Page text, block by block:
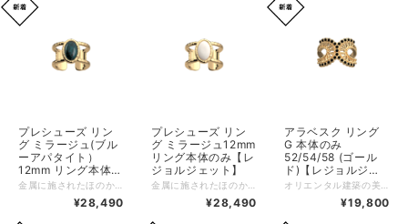
プレシューズ リン
グ ミラージュ(ブル
ーアパタイト）
12mm リング本体の
み【レジョルジェッ
¥28,490
プレシューズ リン
グ ミラージュ12mm
リング本体のみ【レ
ジョルジェット】
¥28,490
アラベスク リング
G 本体のみ
52/54/58 (ゴール
ド)【レジョルジェ
ット】
¥19,800